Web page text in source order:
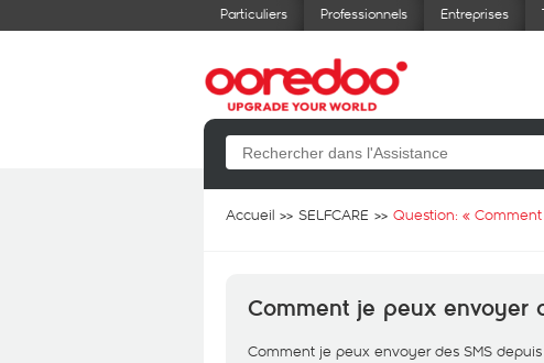
Particuliers Professionnels Entreprises
Accueil SELFCARE Question: «
Comment je peux envoyer
Comment je peux envoyer des SMS